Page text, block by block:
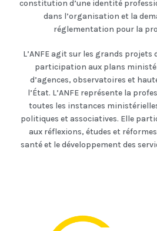
constitution d’une identité
dans l’organisation et la
réglementation pour la
L’ANFE agit sur les grands projets
participation aux plans
d’agences, observatoires et
l’État. L’ANFE représente la
toutes les instances
politiques et associatives. Elle
aux réflexions, études et
santé et le développement des